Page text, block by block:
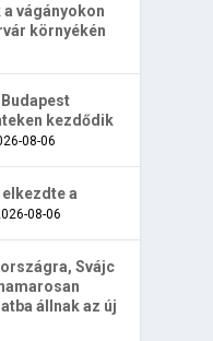
vágányokon
környékén
kezdődik
08-06
a
08-06
Svájc
állnak az új